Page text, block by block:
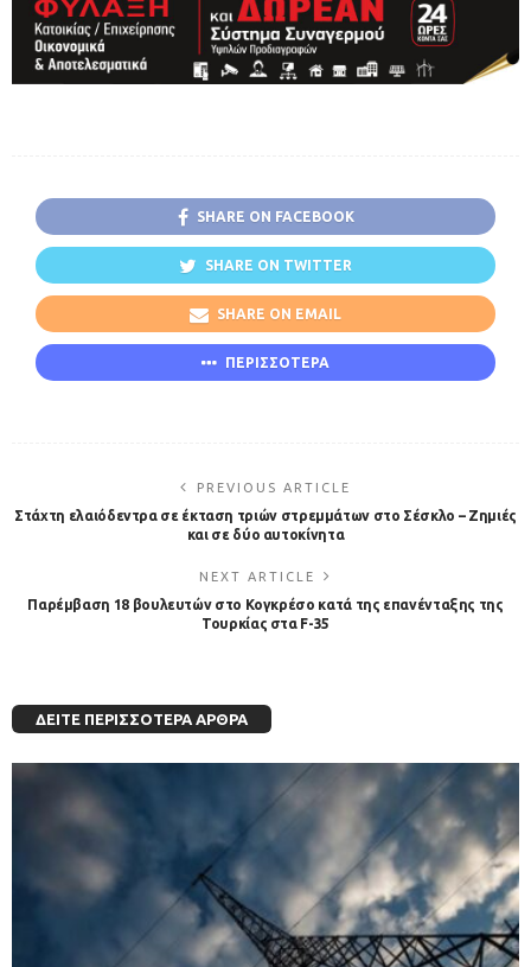
SHARE ON FACEBOOK
SHARE ON TWITTER
SHARE ON EMAIL
ΠΕΡΙΣΣΟΤΕΡΑ
PREVIOUS ARTICLE
Στάχτη ελαιόδεντρα σε έκταση τριών στρεμμάτων στο Σέσκλο – Ζημιές
και σε δύο αυτοκίνητα
NEXT ARTICLE
Παρέμβαση 18 βουλευτών στο Κογκρέσο κατά της επανένταξης της
Τουρκίας στα F-35
ΔΕΊΤΕ ΠΕΡΙΣΣΌΤΕΡΑ ΆΡΘΡΑ